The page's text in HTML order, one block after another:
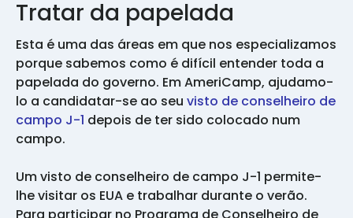
Tratar da papelada
Esta é uma das áreas em que nos especializamos
porque sabemos como é difícil entender toda a
papelada do governo. Em AmeriCamp, ajudamo-
lo a candidatar-se ao seu visto de conselheiro de
campo J-1 depois de ter sido colocado num
campo.
Um visto de conselheiro de campo J-1 permite-
lhe visitar os EUA e trabalhar durante o verão.